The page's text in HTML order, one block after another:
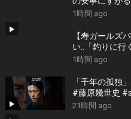
1時間 ago
【寿ガールズ
い..「釣りに行
根本博『名も
1時間 ago
「千年の孤独
#藤原幾世史
21時間 ago